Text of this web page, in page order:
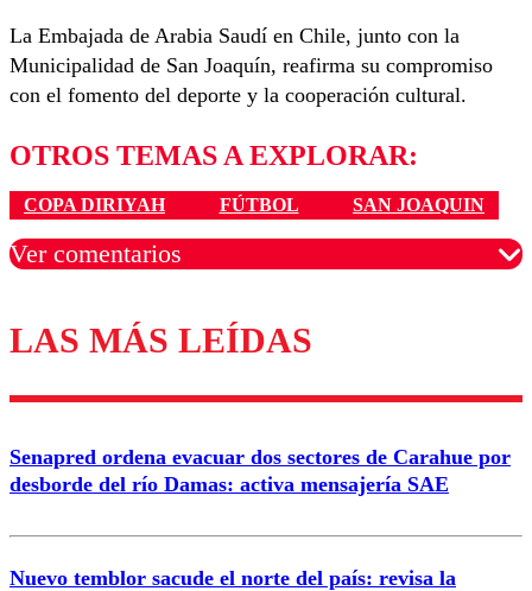
La Embajada de Arabia Saudí en Chile, junto con la
Municipalidad de San Joaquín, reafirma su compromiso
con el fomento del deporte y la cooperación cultural.
OTROS TEMAS A EXPLORAR:
COPA DIRIYAH FÚTBOL SAN JOAQUIN
Ver comentarios
Los comentarios son moderados para garantizar un
diálogo respetuoso.
Correo
LAS MÁS LEÍDAS
Senapred ordena evacuar dos sectores de Carahue por
desborde del río Damas: activa mensajería SAE
Nuevo temblor sacude el norte del país: revisa la